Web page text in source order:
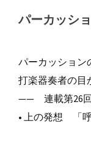
パーカッシ
パーカッション
打楽器奏者の
—— 連載第26
• 上の発想 「呼